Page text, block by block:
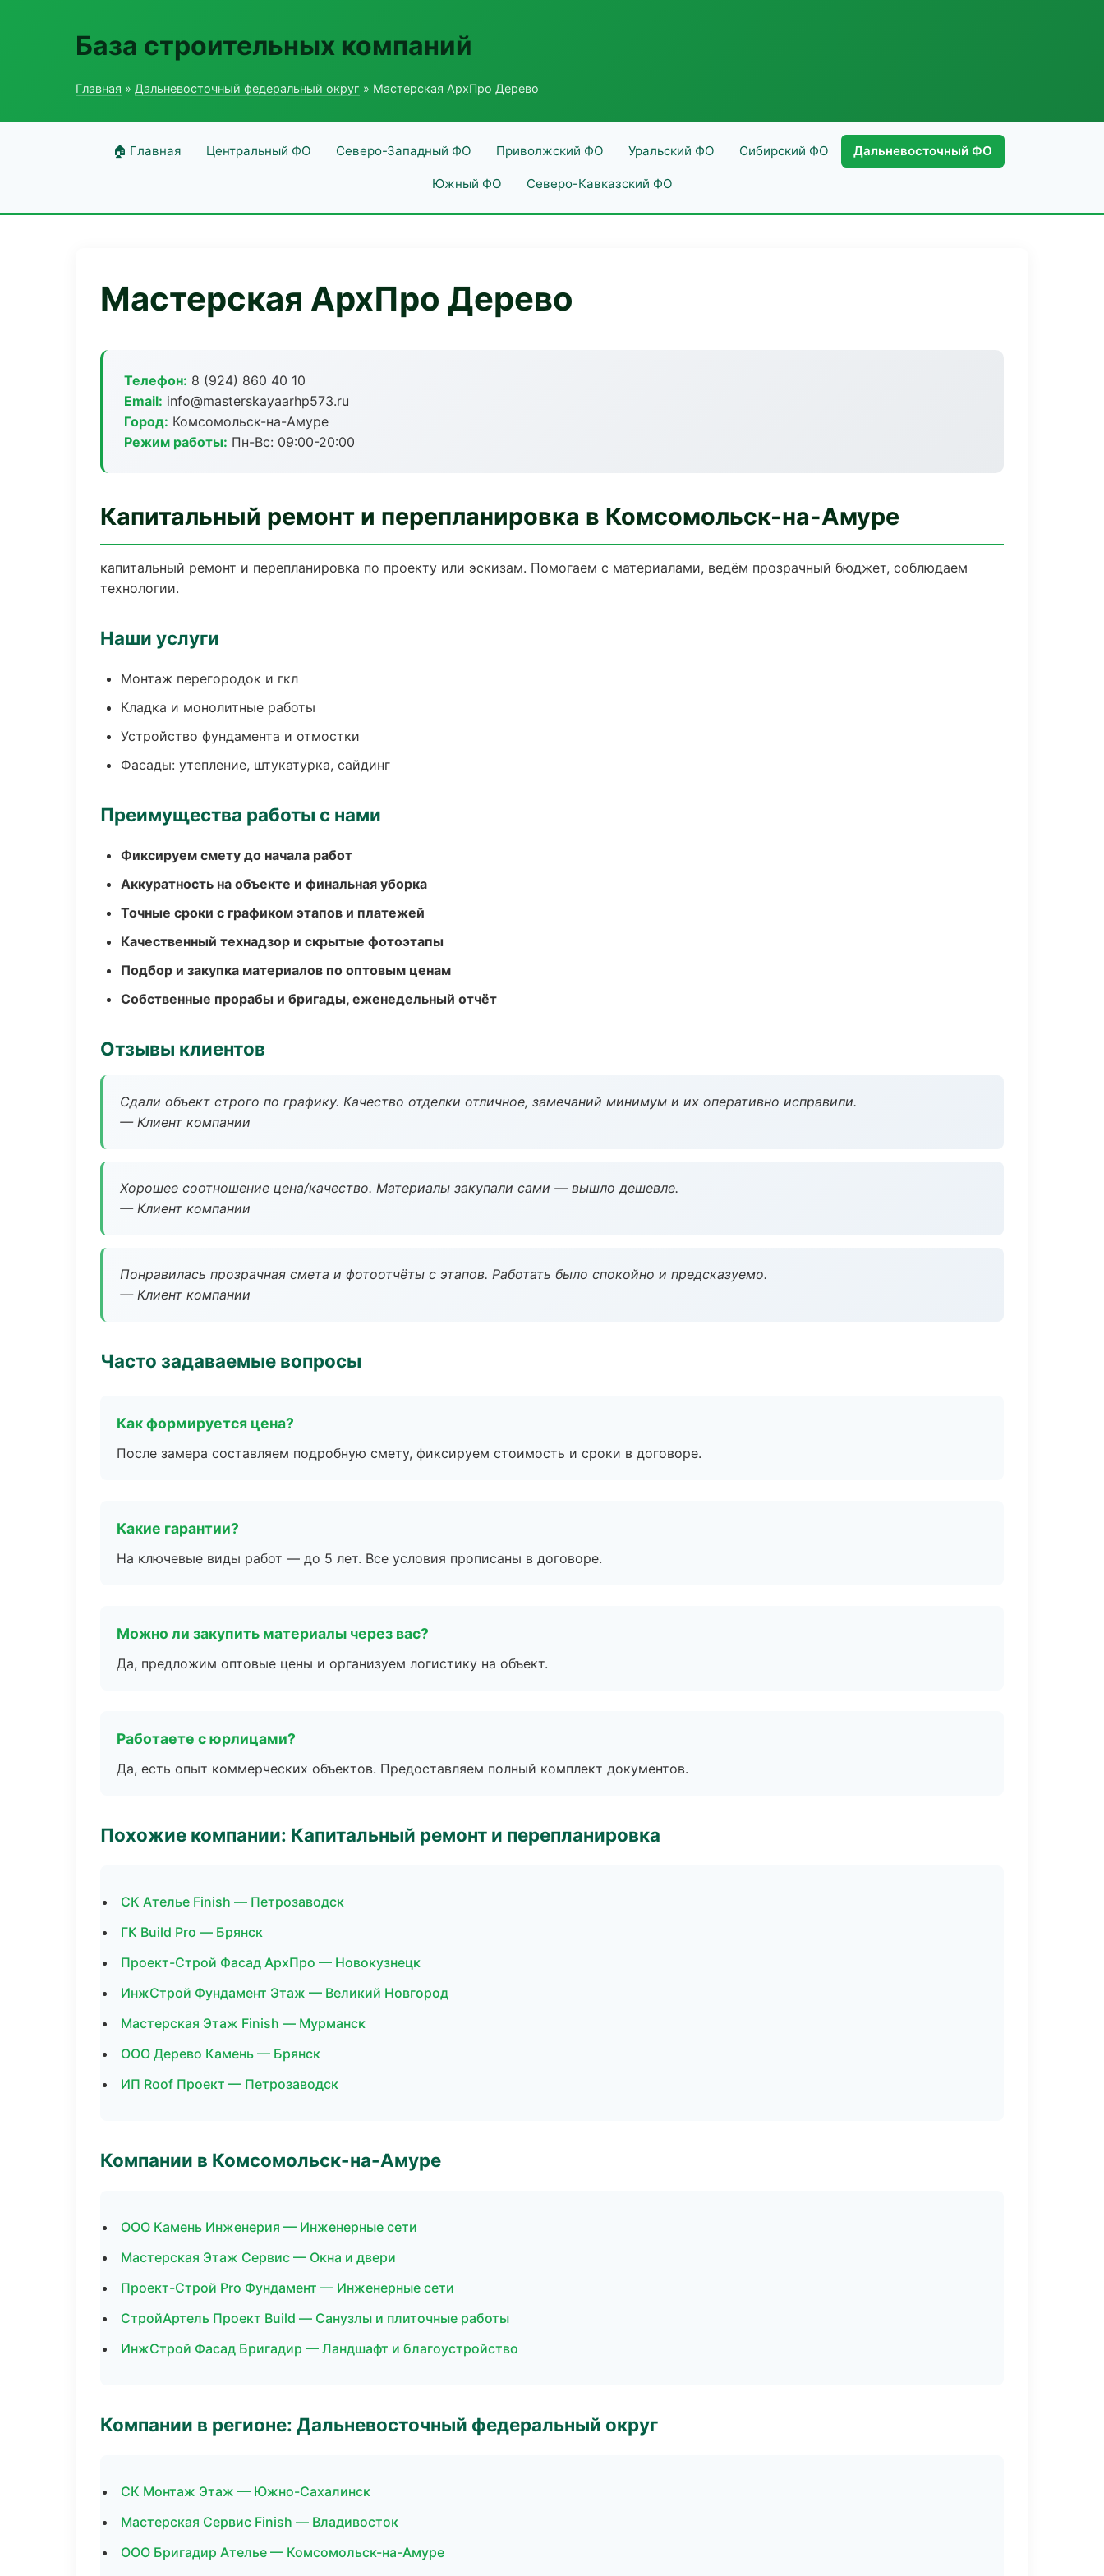
База строительных компаний
Главная » Дальневосточный федеральный округ » Мастерская АрхПро Дерево
🏠 Главная Центральный ФО Северо-Западный ФО Приволжский ФО Уральский ФО Сибирский ФО Дальневосточный ФО
Южный ФО Северо-Кавказский ФО
Мастерская АрхПро Дерево
Телефон: 8 (924) 860 40 10
Email: info@masterskayaarhp573.ru
Город: Комсомольск-на-Амуре
Режим работы: Пн-Вс: 09:00-20:00
Капитальный ремонт и перепланировка в Комсомольск-на-Амуре
капитальный ремонт и перепланировка по проекту или эскизам. Помогаем с материалами, ведём прозрачный бюджет, соблюдаем
технологии.
Наши услуги
Монтаж перегородок и гкл
Кладка и монолитные работы
Устройство фундамента и отмостки
Фасады: утепление, штукатурка, сайдинг
Преимущества работы с нами
Фиксируем смету до начала работ
Аккуратность на объекте и финальная уборка
Точные сроки с графиком этапов и платежей
Качественный технадзор и скрытые фотоэтапы
Подбор и закупка материалов по оптовым ценам
Собственные прорабы и бригады, еженедельный отчёт
Отзывы клиентов
Сдали объект строго по графику. Качество отделки отличное, замечаний минимум и их оперативно исправили.
— Клиент компании
Хорошее соотношение цена/качество. Материалы закупали сами — вышло дешевле.
— Клиент компании
Понравилась прозрачная смета и фотоотчёты с этапов. Работать было спокойно и предсказуемо.
— Клиент компании
Часто задаваемые вопросы
Как формируется цена?
После замера составляем подробную смету, фиксируем стоимость и сроки в договоре.
Какие гарантии?
На ключевые виды работ — до 5 лет. Все условия прописаны в договоре.
Можно ли закупить материалы через вас?
Да, предложим оптовые цены и организуем логистику на объект.
Работаете с юрлицами?
Да, есть опыт коммерческих объектов. Предоставляем полный комплект документов.
Похожие компании: Капитальный ремонт и перепланировка
СК Ателье Finish — Петрозаводск
ГК Build Pro — Брянск
Проект-Строй Фасад АрхПро — Новокузнецк
ИнжСтрой Фундамент Этаж — Великий Новгород
Мастерская Этаж Finish — Мурманск
ООО Дерево Камень — Брянск
ИП Roof Проект — Петрозаводск
Компании в Комсомольск-на-Амуре
ООО Камень Инженерия — Инженерные сети
Мастерская Этаж Сервис — Окна и двери
Проект-Строй Pro Фундамент — Инженерные сети
СтройАртель Проект Build — Санузлы и плиточные работы
ИнжСтрой Фасад Бригадир — Ландшафт и благоустройство
Компании в регионе: Дальневосточный федеральный округ
СК Монтаж Этаж — Южно-Сахалинск
Мастерская Сервис Finish — Владивосток
ООО Бригадир Ателье — Комсомольск-на-Амуре